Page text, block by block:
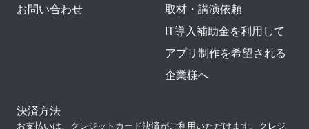
お問い合わせ
取材・講演依頼
IT導入補助金を利用して
アプリ制作を希望される
企業様へ
決済方法
お支払いは、クレジットカード決済がご利用いただけます。クレジ